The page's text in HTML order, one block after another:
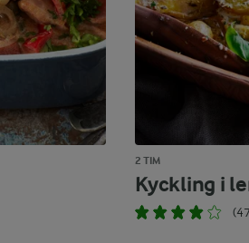
2 TIM
Kyckling i